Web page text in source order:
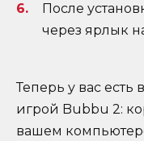
После
через ярлык
Теперь у вас есть
игрой Bubbu 2:
вашем